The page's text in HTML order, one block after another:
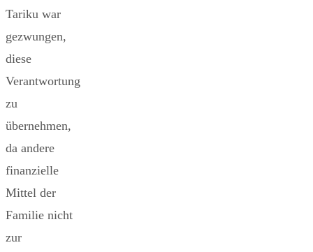
Tariku war
gezwungen,
diese
Verantwortung
zu
übernehmen,
da andere
finanzielle
Mittel der
Familie nicht
zur